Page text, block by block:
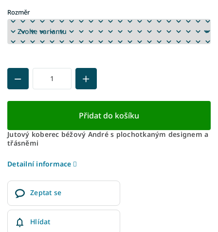
Rozměr
Přidat do košíku
Jutový koberec béžový André s plochotkaným designem a
třásněmi
Detailní informace
Zeptat se
Hlídat